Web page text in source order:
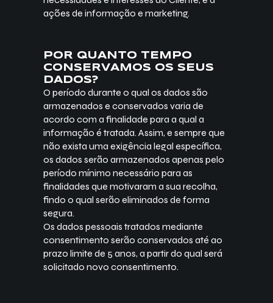
ações de informação e marketing.
POR QUANTO TEMPO
CONSERVAMOS OS SEUS
DADOS?
O período durante o qual os dados são
armazenados e conservados varia de
acordo com a finalidade para a qual a
informação é tratada. Assim, e sempre que
não exista uma exigência legal específica,
os dados serão armazenados apenas pelo
período mínimo necessário para as
finalidades que motivaram a sua recolha,
findo o qual serão eliminados de forma
segura.
Os dados pessoais tratados mediante
consentimento serão conservados até ao
prazo limite de 5 anos, a partir do qual será
solicitado novo consentimento.